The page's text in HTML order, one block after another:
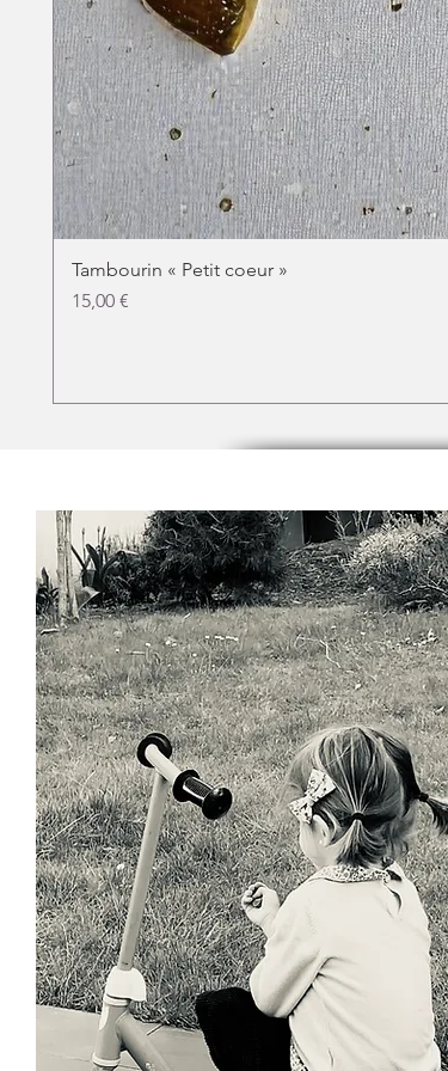
Tambourin « Petit coeur »
Prix
15,00 €